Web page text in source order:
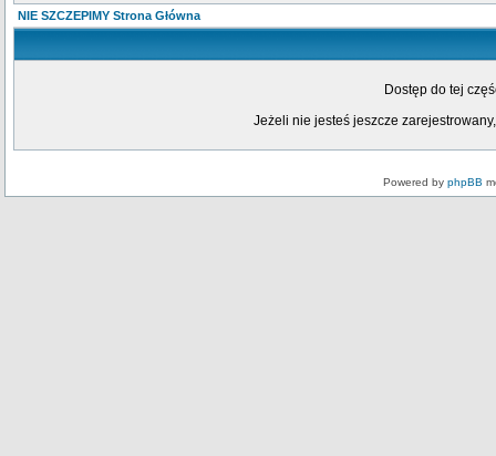
NIE SZCZEPIMY Strona Główna
Dostęp do tej
Jeżeli nie jesteś jeszcze
Powered by phpBB